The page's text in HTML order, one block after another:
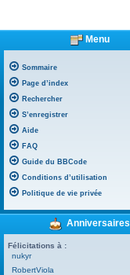
Menu
Sommaire
Page d’index
Rechercher
S’enregistrer
Aide
FAQ
Guide du BBCode
Conditions d’utilisation
Politique de vie privée
Anniversaires
Félicitations à :
nukyr
RobertViola